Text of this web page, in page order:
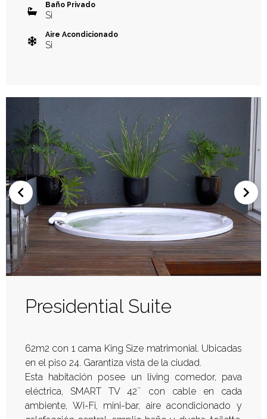
Baño Privado
Si
Aire Acondicionado
Si
Presidential Suite
62m2 con 1 cama King Size matrimonial. Ubicadas
en el piso 24. Garantiza vista de la ciudad.
Esta habitación posee un living comedor, pava
eléctrica, SMART TV 42´´ con cable en cada
ambiente, Wi-Fi, mini-bar, aire acondicionado y